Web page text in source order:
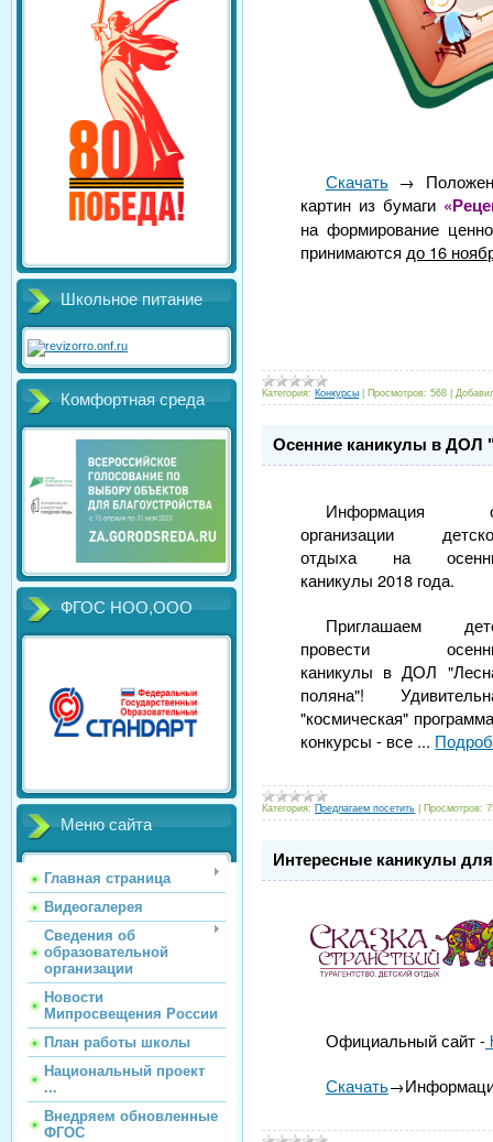
Школьное питание
Комфортная среда
ФГОС НОО,ООО
Меню сайта
Главная страница
Видеогалерея
Сведения об
образовательной
организации
Новости
Мипросвещения России
План работы школы
Национальный проект
...
Внедряем обновленные
ФГОС
Скачать→
картин из бумаги
на формирование
принимаются до 16
Категория: Конкурсы Просмотров: 568
Осенние каникулы в ДОЛ
Информация
организации
отдыха на
каникулы 2018 года.
Приглашаем
провести
каникулы в ДОЛ
поляна"!
"космическая"
конкурсы - все ...
Категория: Предлагаем посетить Просмотров:
Интересные каникулы
Официальный сайт -
Скачать